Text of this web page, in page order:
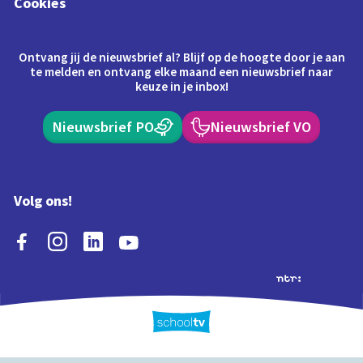
Ontvang jij de nieuwsbrief al? Blijf op de hoogte door je aan
te melden en ontvang elke maand een nieuwsbrief naar
keuze in je inbox!
Nieuwsbrief PO Nieuwsbrief VO
Volg ons!